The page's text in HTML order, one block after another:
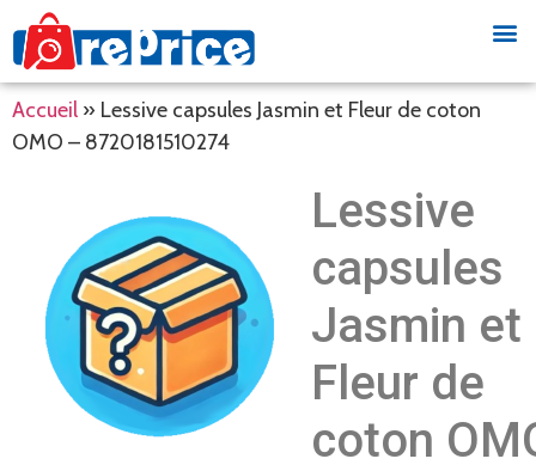
Accueil » Lessive capsules Jasmin et Fleur de coton
OMO – 8720181510274
Lessive
capsules
Jasmin et
Fleur de
coton